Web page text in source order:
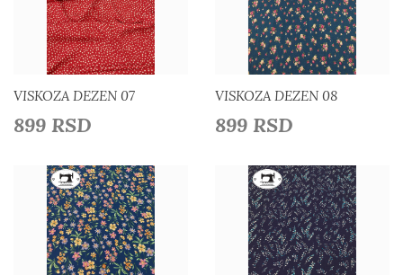
Detaljnije
Dodaj u listu želja
VISKOZA DEZEN 07
899 RSD
Detaljnije
Dodaj u listu želja
VISKOZA DEZEN 08
899 RSD
Detaljnije Detaljnije